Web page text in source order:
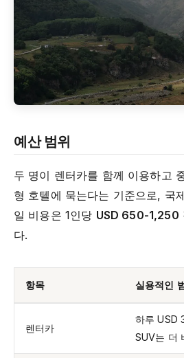
예산 범위
두 명이 렌터카를 함께 이용하고
형 호텔에 묵는다는 기준으로, 국
일 비용은 1인당 USD 650-1,250
다.
항목 실용적인
렌터카
하루 USD
SUV는 더